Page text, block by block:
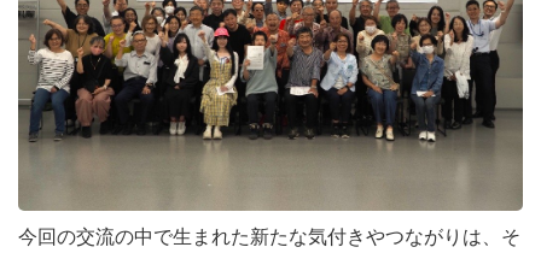
今回の交流の中で生まれた新たな気付きやつながりは、そ